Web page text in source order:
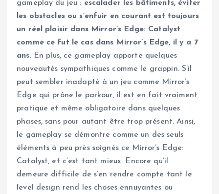
gameplay du jeu : escalader les bâtiments, éviter
les obstacles ou s’enfuir en courant est toujours
un réel plaisir dans Mirror’s Edge: Catalyst
comme ce fut le cas dans Mirror’s Edge, il y a 7
ans. En plus, ce gameplay apporte quelques
nouveautés sympathiques comme le grappin. S’il
peut sembler inadapté à un jeu comme Mirror’s
Edge qui prône le parkour, il est en fait vraiment
pratique et même obligatoire dans quelques
phases, sans pour autant être trop présent. Ainsi,
le gameplay se démontre comme un des seuls
éléments à peu près soignés ce Mirror’s Edge:
Catalyst, et c’est tant mieux. Encore qu’il
demeure difficile de s’en rendre compte tant le
level design rend les choses ennuyantes ou